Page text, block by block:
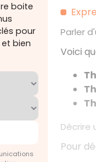
boite
pour
bien
Parler
Voici
Décrire
Pour